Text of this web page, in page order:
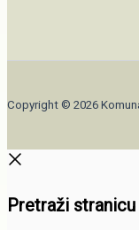
Copyright © 2026
Pretraži stranicu